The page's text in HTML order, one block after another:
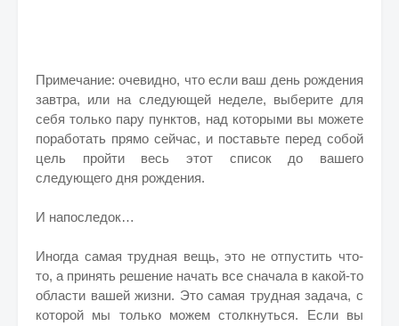
Примечание: очевидно, что если ваш день рождения
завтра, или на следующей неделе, выберите для
себя только пару пунктов, над которыми вы можете
поработать прямо сейчас, и поставьте перед собой
цель пройти весь этот список до вашего
следующего дня рождения.
И напоследок…
Иногда самая трудная вещь, это не отпустить что-
то, а принять решение начать все сначала в какой-то
области вашей жизни. Это самая трудная задача, с
которой мы только можем столкнуться. Если вы